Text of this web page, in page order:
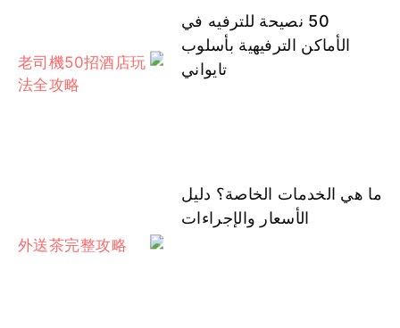
50 نصيحة للترفيه في
الأماكن الترفيهية بأسلوب
تايواني
ما هي الخدمات الخاصة؟ دليل
الأسعار والإجراءات